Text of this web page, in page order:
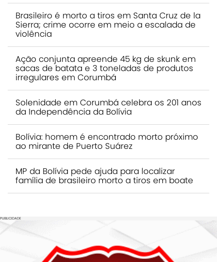
Brasileiro é morto a tiros em Santa Cruz de la
Sierra; crime ocorre em meio a escalada de
violência
Ação conjunta apreende 45 kg de skunk em
sacas de batata e 3 toneladas de produtos
irregulares em Corumbá
Solenidade em Corumbá celebra os 201 anos
da Independência da Bolívia
Bolívia: homem é encontrado morto próximo
ao mirante de Puerto Suárez
MP da Bolívia pede ajuda para localizar
família de brasileiro morto a tiros em boate
PUBLICIDADE